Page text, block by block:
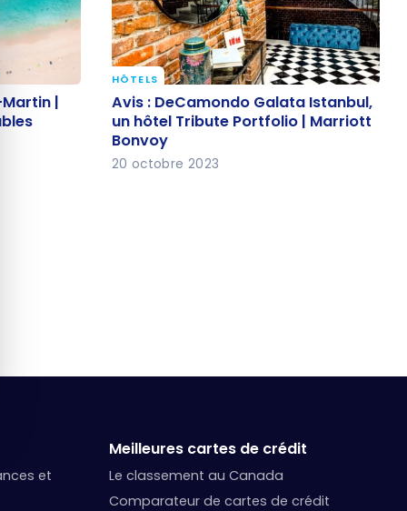
Martin |
|
Avis : DeCamondo Galata
Istanbul, un hôtel Tribute Portfolio
| Marriott Bonvoy
HÔTELS
Avis : DeCamondo Galata Istanbul,
un hôtel Tribute Portfolio | Marriott
Bonvoy
20 octobre 2023
et
Meilleures cartes de crédit
Le classement au Canada
Comparateur de cartes de crédit